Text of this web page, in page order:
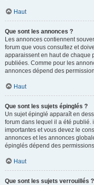
Haut
Que sont les annonces ?
Les annonces contiennent
forum que vous consultez et
apparaissent en haut de chaque
publiées. Comme pour les
annonces dépend des
Haut
Que sont les sujets épinglés ?
Un sujet épinglé apparaît en
forum dans lequel il a été publié.
importantes et vous devez le
annonces et les annonces
épinglés dépend des
Haut
Que sont les sujets verrouillés ?